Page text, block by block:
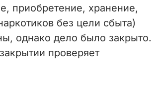
приобретение, хранение,
без цели сбыта)
однако дело было закрыто.
проверяет